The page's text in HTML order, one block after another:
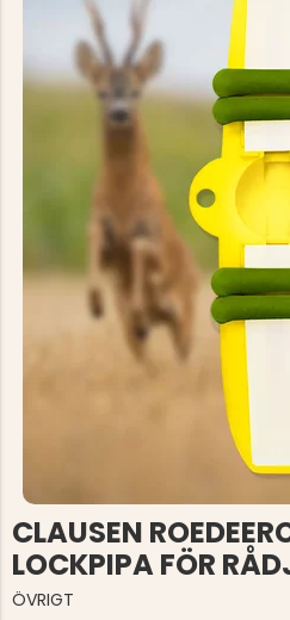
CLAUSEN
LOCKPIPA FÖR
ÖVRIGT